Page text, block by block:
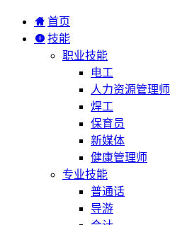
首页
技能
职业技能
电工
人力资源管理师
焊工
保育员
新媒体
健康管理师
专业技能
普通话
导游